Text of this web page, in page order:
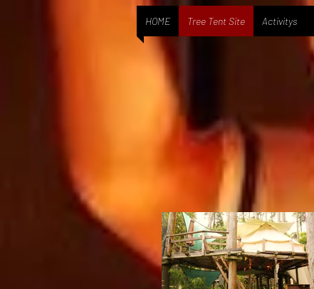
HOME Tree Tent Site Activitys